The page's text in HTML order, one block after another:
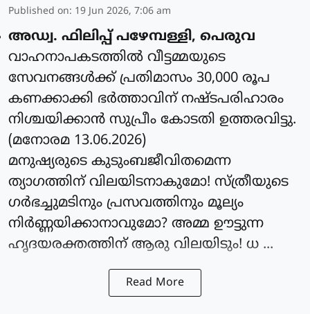
Published on: 19 Jun 2026, 7:06 am
അഡ്വ. ഫിലിപ്പ് പഴേമ്പള്ളി, പെരുവ
വാഹനാപകടത്തിൽ വീട്ടമ്മയുടെ
സേവനങ്ങൾക്ക് പ്രതിമാസം 30,000 രൂപ
കണക്കാക്കി ഭർത്താവിന് നഷ്ടപരിഹാരം
നിശ്ചയിക്കാൻ സുപ്രീം കോടതി ഉത്തരവിട്ടു.
(മനോരമ 13.06.2026)
മനുഷ്യരുടെ കുടുംബജീവിതമെന്ന
ത്യാഗത്തിന് വിലയിടനാകുമോ! സ്ത്രീയുടെ
ഗർഭച്ചുമടിനും പ്രസവത്തിനും മൂല്യം
നിർണ്ണയിക്കാനാവുമോ? അമ്മ ഊട്ടുന്ന
ഹൃദയരക്തത്തിന് ആരു വിലയിടും! ധ ...
Read More